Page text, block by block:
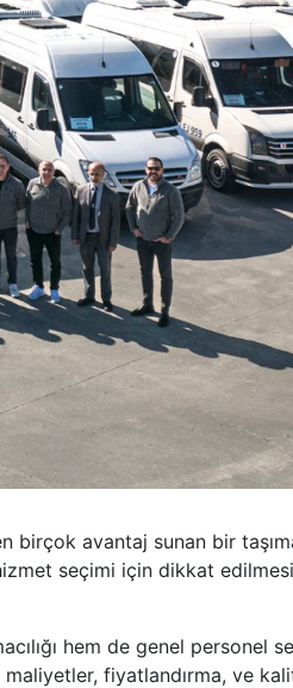
birçok avantaj sunan bir
seçimi için dikkat
hem de genel personel
fiyatlandırma, ve